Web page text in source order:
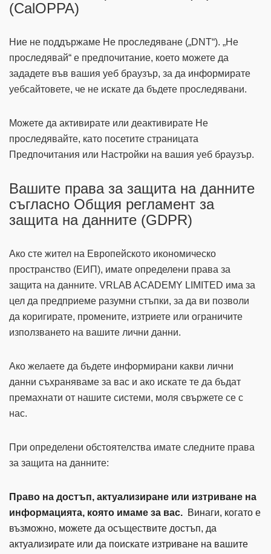
(CalOPPA)
Ние не поддържаме Не проследяване („DNT“). „Не
проследявай“ е предпочитание, което можете да
зададете във вашия уеб браузър, за да информирате
уебсайтовете, че не искате да бъдете проследявани.
Можете да активирате или деактивирате Не
проследявайте, като посетите страницата
Предпочитания или Настройки на вашия уеб браузър.
Вашите права за защита на данните
съгласно Общия регламент за
защита на данните (GDPR)
Ако сте жител на Европейското икономическо
пространство (ЕИП), имате определени права за
защита на данните. VRLAB ACADEMY LIMITED има за
цел да предприеме разумни стъпки, за да ви позволи
да коригирате, промените, изтриете или ограничите
използването на вашите лични данни.
Ако желаете да бъдете информирани какви лични
данни съхраняваме за вас и ако искате те да бъдат
премахнати от нашите системи, моля свържете се с
нас.
При определени обстоятелства имате следните права
за защита на данните:
Право на достъп, актуализиране или изтриване на
информацията, която имаме за вас. Винаги, когато е
възможно, можете да осъществите достъп, да
актуализирате или да поискате изтриване на вашите